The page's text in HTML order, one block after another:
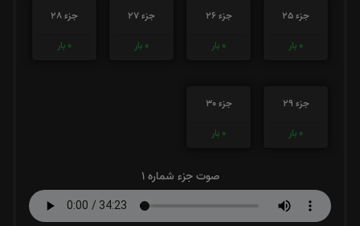
جزء 25
0 بار
جزء 26
0 بار
جزء 27
0 بار
جزء 28
0 بار
جزء 29
0 بار
جزء 30
0 بار
صوت جزء شماره 1